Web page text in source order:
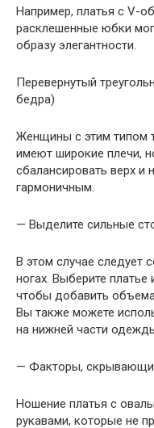
Например, платья с V-
расклешенные юбки
образу элегантности.
Перевернутый
бедра)
Женщины с этим типом
имеют широкие плечи,
сбалансировать верх и
гармоничным.
— Выделите сильные
В этом случае следует
ногах. Выберите
чтобы добавить
Вы также можете
на нижней части
— Факторы,
Ношение платья с
рукавами, которые не